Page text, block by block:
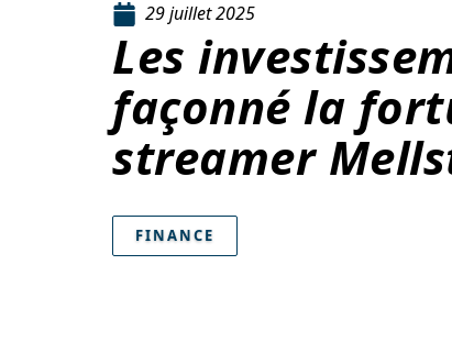
29 juillet 2025
Les
façonné la
streamer
FINANCE